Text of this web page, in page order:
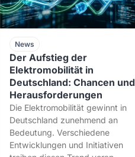
News
Der Aufstieg der
Elektromobilität in
Deutschland: Chancen und
Herausforderungen
Die Elektromobilität gewinnt in
Deutschland zunehmend an
Bedeutung. Verschiedene
Entwicklungen und Initiativen